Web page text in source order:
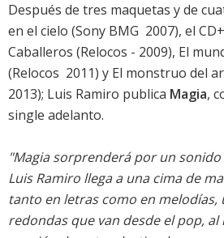
Después de tres maquetas y de
en el cielo (Sony BMG  2007), el
Caballeros (Relocos - 2009), El
(Relocos  2011) y El monstruo del
2013); Luis Ramiro publica Magia,
single adelanto.
"Magia sorprenderá por un
Luis Ramiro llega a una cima de
tanto en letras como en melodías,
redondas que van desde el pop,